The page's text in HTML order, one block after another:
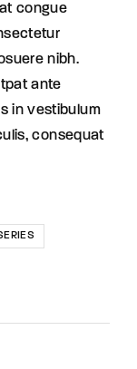
congue
nibh.
ante
in vestibulum
consequat